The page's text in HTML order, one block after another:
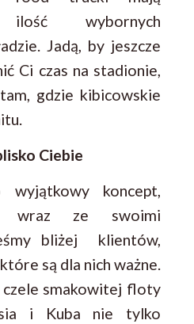
ilość wybornych
Jadą, by jeszcze
Ci czas na stadionie,
gdzie kibicowskie
Ciebie
wyjątkowy koncept,
wraz ze swoimi
bliżej klientów,
są dla nich ważne.
czele smakowitej floty
i Kuba nie tylko